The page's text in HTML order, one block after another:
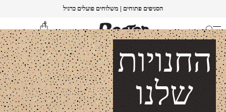
הסניפים פתוחים | משלוחים פועלים כרגיל
0
בייבי בנות בניםסטיםגברים
החנויות
שלנו